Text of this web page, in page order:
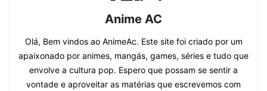
Anime AC
Olá, Bem vindos ao AnimeAc. Este site foi criado por um
apaixonado por animes, mangás, games, séries e tudo que
envolve a cultura pop. Espero que possam se sentir a
vontade e aproveitar as matérias que escrevemos com